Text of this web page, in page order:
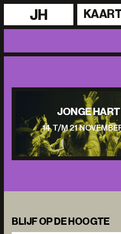
JH
JONGE
14 T/M 21
BLIJF OP DE HOOGTE